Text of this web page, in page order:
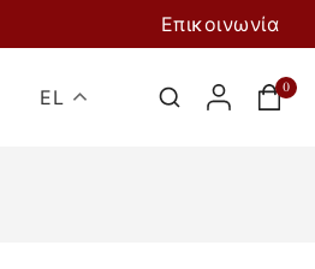
Επικοινωνία
EL 0